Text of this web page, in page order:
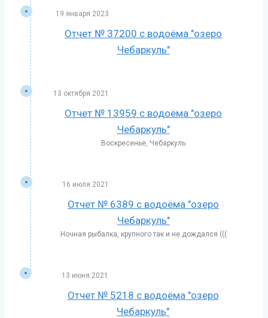
19 января 2023
Отчет № 37200 с водоёма "озеро
Чебаркуль"
13 октября 2021
Отчет № 13959 с водоёма "озеро
Чебаркуль"
Воскресенье, Чебаркуль
16 июля 2021
Отчет № 6389 с водоёма "озеро
Чебаркуль"
Ночная рыбалка, крупного так и не дождался (((
13 июня 2021
Отчет № 5218 с водоёма "озеро
Чебаркуль"